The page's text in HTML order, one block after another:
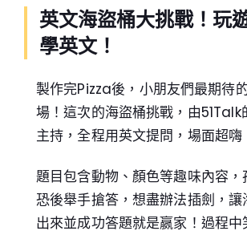
英文海盜桶大挑戰！玩
學英文！
製作完Pizza後，小朋友們最期待
場！這次的海盜桶挑戰，由51Talk
主持，全程用英文提問，場面超嗨
題目包含動物、顏色等趣味內容
恐後舉手搶答，想盡辦法插劍，
出來並成功答題就是嬴家！過程中